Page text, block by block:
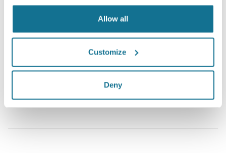
Allow all
Customize
Deny
在您下一次的预约，您将能够查看崭新的自己，同时可从
Poliklinika Duduković Kisić获得宝贵的建议。
3D breast consultation
现在就可以看到崭新的自己！